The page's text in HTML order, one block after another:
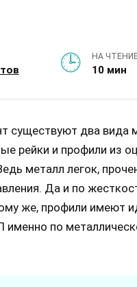
НА
10 мин
существуют два вида
рейки и профили из
металл легок,
Да и по
же, профили имеют
именно по